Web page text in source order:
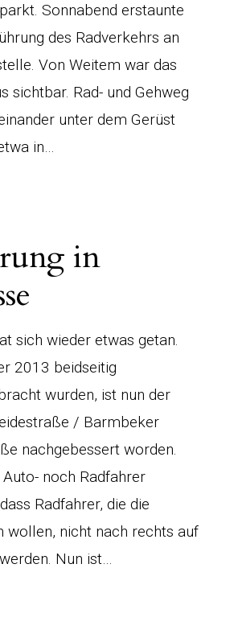
Sonnabend erstaunte
des Radverkehrs an
Von Weitem war das
sichtbar. Rad- und Gehweg
unter dem Gerüst
in…
in
sich wieder etwas getan.
2013 beidseitig
wurden, ist nun der
/ Barmbeker
nachgebessert worden.
noch Radfahrer
Radfahrer, die die
wollen, nicht nach rechts auf
Nun ist…